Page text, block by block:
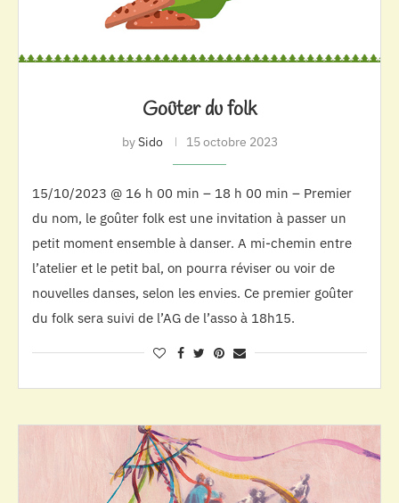
Goûter du folk
bySido 15 octobre 2023
15/10/2023 @ 16 h 00 min – 18 h 00 min – Premier
du nom, le goûter folk est une invitation à passer un
petit moment ensemble à danser. A mi-chemin entre
l’atelier et le petit bal, on pourra réviser ou voir de
nouvelles danses, selon les envies. Ce premier goûter
du folk sera suivi de l’AG de l’asso à 18h15.